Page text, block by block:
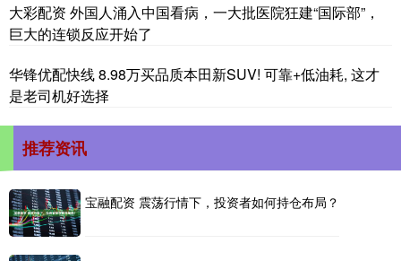
大彩配资 外国人涌入中国看病，一大批医院狂建“国际部”，
巨大的连锁反应开始了
华锋优配快线 8.98万买品质本田新SUV! 可靠+低油耗, 这才
是老司机好选择
推荐资讯
宝融配资 震荡行情下，投资者如何持仓布局？